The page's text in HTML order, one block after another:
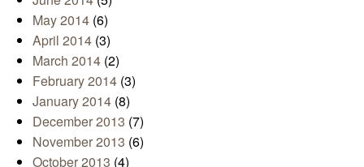
May 2014 (6)
April 2014 (3)
March 2014 (2)
February 2014 (3)
January 2014 (8)
December 2013 (7)
November 2013 (6)
October 2013 (4)